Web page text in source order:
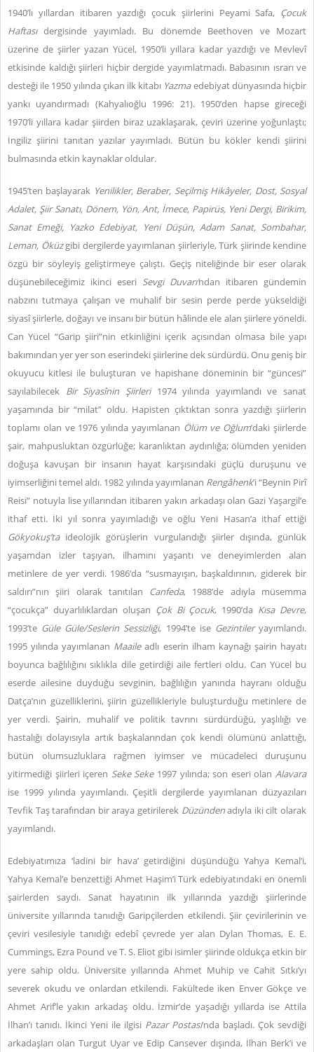
1940’lı yıllardan itibaren yazdığı çocuk şiirlerini Peyami Safa, Çocuk
Haftasıdergisinde yayımladı. Bu dönemde Beethoven ve Mozart
üzerine de şiirler yazan Yücel, 1950’li yıllara kadar yazdığı ve Mevlevî
etkisinde kaldığı şiirleri hiçbir dergide yayımlatmadı. Babasının ısrarı ve
desteği ile 1950 yılında çıkan ilk kitabı Yazmaedebiyat dünyasında hiçbir
yankı uyandırmadı (Kahyalıoğlu 1996: 21). 1950’den hapse gireceği
1970’li yıllara kadar şiirden biraz uzaklaşarak, çeviri üzerine yoğunlaştı;
İngiliz şiirini tanıtan yazılar yayımladı. Bütün bu kökler kendi şiirini
bulmasında etkin kaynaklar oldular.
1945’ten başlayarak Yenilikler, Beraber, Seçilmiş Hikâyeler, Dost, Sosyal
Adalet, Şiir Sanatı, Dönem, Yön, Ant, İmece, Papirüs, Yeni Dergi, Birikim,
Sanat Emeği, Yazko Edebiyat, Yeni Düşün, Adam Sanat, Sombahar,
Leman, Öküzgibi dergilerde yayımlanan şiirleriyle, Türk şiirinde kendine
özgü bir söyleyiş geliştirmeye çalıştı. Geçiş niteliğinde bir eser olarak
düşünebileceğimiz ikinci eseri Sevgi Duvarı’ndan itibaren gündemin
nabzını tutmaya çalışan ve muhalif bir sesin perde perde yükseldiği
siyasî şiirlerle, doğayı ve insanı bir bütün hâlinde ele alan şiirlere yöneldi.
Can Yücel “Garip şiiri”nin etkinliğini içerik açısından olmasa bile yapı
bakımından yer yer son eserindeki şiirlerine dek sürdürdü. Onu geniş bir
okuyucu kitlesi ile buluşturan ve hapishane döneminin bir “güncesi”
sayılabilecek Bir Siyasînin Şiirleri1974 yılında yayımlandı ve sanat
yaşamında bir “milat” oldu. Hapisten çıktıktan sonra yazdığı şiirlerin
toplamı olan ve 1976 yılında yayımlanan Ölüm ve Oğlum’daki şiirlerde
şair, mahpusluktan özgürlüğe; karanlıktan aydınlığa; ölümden yeniden
doğuşa kavuşan bir insanın hayat karşısındaki güçlü duruşunu ve
iyimserliğini temel aldı. 1982 yılında yayımlanan Rengâhenk’i “Beynin Pirî
Reisi” notuyla lise yıllarından itibaren yakın arkadaşı olan Gazi Yaşargil’e
ithaf etti. İki yıl sonra yayımladığı ve oğlu Yeni Hasan’a ithaf ettiği
Gökyokuş’ta ideolojik görüşlerin vurgulandığı şiirler dışında, günlük
yaşamdan izler taşıyan, ilhamını yaşantı ve deneyimlerden alan
metinlere de yer verdi. 1986’da “susmayışın, başkaldırının, giderek bir
saldırı”nın şiiri olarak tanıtılan Canfeda, 1988’de adıyla müsemma
“çocukça” duyarlılıklardan oluşan Çok Bi Çocuk, 1990’da Kısa Devre,
1993’te Güle Güle/Seslerin Sessizliği, 1994’te ise Gezintileryayımlandı.
1995 yılında yayımlanan Maaileadlı eserin ilham kaynağı şairin hayatı
boyunca bağlılığını sıklıkla dile getirdiği aile fertleri oldu. Can Yücel bu
eserde ailesine duyduğu sevginin, bağlılığın yanında hayranı olduğu
Datça’nın güzelliklerini, şiirin güzellikleriyle buluşturduğu metinlere de
yer verdi. Şairin, muhalif ve politik tavrını sürdürdüğü, yaşlılığı ve
hastalığı dolayısıyla artık başkalarından çok kendi ölümünü anlattığı,
bütün olumsuzluklara rağmen iyimser ve mücadeleci duruşunu
yitirmediği şiirleri içeren Seke Seke1997 yılında; son eseri olanAlavara
ise 1999 yılında yayımlandı. Çeşitli dergilerde yayımlanan düzyazıları
Tevfik Taş tarafından bir araya getirilerek Düzündenadıyla iki cilt olarak
yayımlandı.
Edebiyatımıza ‘ladini bir hava’ getirdiğini düşündüğü Yahya Kemal’i,
Yahya Kemal’e benzettiği Ahmet Haşim’i Türk edebiyatındaki en önemli
şairlerden saydı. Sanat hayatının ilk yıllarında yazdığı şiirlerinde
üniversite yıllarında tanıdığı Garipçilerden etkilendi. Şiir çevirilerinin ve
çeviri vesilesiyle tanıdığı edebî çevrede yer alan Dylan Thomas, E. E.
Cummings, Ezra Pound ve T. S. Eliot gibi isimler şiirinde oldukça etkin bir
yere sahip oldu. Üniversite yıllarında Ahmet Muhip ve Cahit Sıtkı’yı
severek okudu ve onlardan etkilendi. Fakültede iken Enver Gökçe ve
Ahmet Arif’le yakın arkadaş oldu. İzmir’de yaşadığı yıllarda ise Attila
İlhan’ı tanıdı. İkinci Yeni ile ilgisi Pazar Postası’nda başladı. Çok sevdiği
arkadaşları olan Turgut Uyar ve Edip Cansever dışında, İlhan Berk’i ve